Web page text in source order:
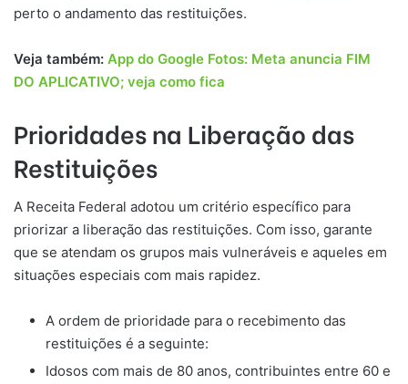
perto o andamento das restituições.
Veja também: App do Google Fotos: Meta anuncia FIM
DO APLICATIVO; veja como fica
Prioridades na Liberação das
Restituições
A Receita Federal adotou um critério específico para
priorizar a liberação das restituições. Com isso, garante
que se atendam os grupos mais vulneráveis e aqueles em
situações especiais com mais rapidez.
A ordem de prioridade para o recebimento das
restituições é a seguinte:
Idosos com mais de 80 anos, contribuintes entre 60 e